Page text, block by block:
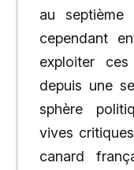
au
cependant
exploiter
depuis une
sphère
vives
canard